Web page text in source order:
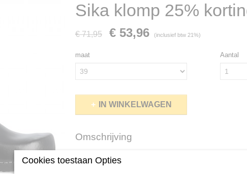
Sika klomp 25%
€ 71,95 € 53,96 (inclusief btw 21%)
maat Aantal
IN WINKELWAGEN
Omschrijving
Cookies toestaan Opties